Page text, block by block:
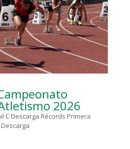
2026
C Descarga Récords Primera